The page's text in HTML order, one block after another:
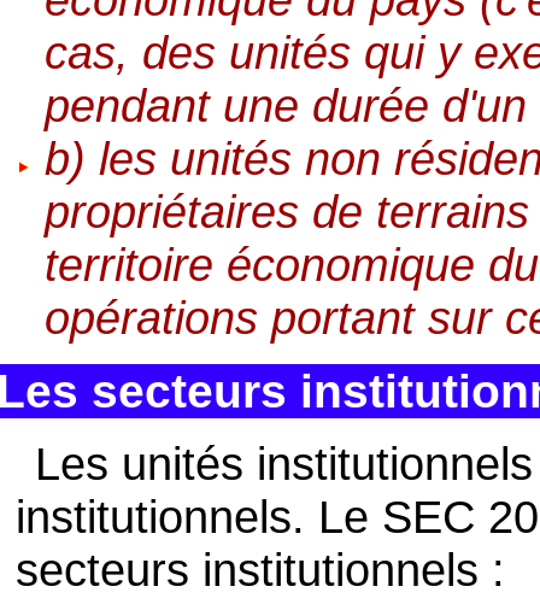
cas, des unités qui y
pendant une durée
b) les unités non
propriétaires de
territoire économique
opérations portant sur
secteurs
Les unités
institutionnels. Le SEC
secteurs institutionnels :